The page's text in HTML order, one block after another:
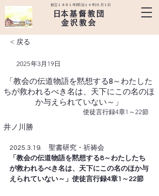
創立１８８１年(明治１４年)５月１日
​日本基督教団
金沢教会
< 戻る
2025年3月19日
「教会の伝道物語を黙想する8～わたした
ちが救われるべき名は、天下にこの名のほ
か与えられていない～」
使徒言行録4章1～22節
井ノ川勝
2025.3.19.　聖書研究・祈祷会
「教会の伝道物語を黙想する8～わたしたち
が救われるべき名は、天下にこの名のほか与
えられていない～」使徒言行録4章1～22節